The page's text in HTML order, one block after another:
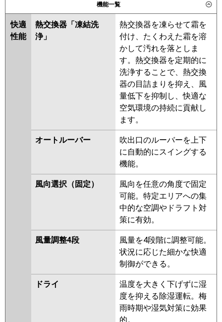
パナソニック PA-P224D7GTNC PA-
P224D7GTC
ZRMP224FF5
ZRMP224FF4
PMZT-ZRMP224FF3 PMZT-
ZRMP224F3 PMZT-ZRMP224FF2
PMZT-ZRMP224F2 PMZT-
ZRMP224FFZ
PMZT-ZRMP224FZ
PMZT-ZRP224FY PMZT-
ZRP224FFY PMZT-ZRP224FFV
PMZT-ZRP224FV PMZT-
ZRP224FFR PMZT-ZRP224FR
RCIS-GP224RGHG4 RCIS-
GP224RGHG1-G RCIS-
GP224RGHG2 RCIS-GP224RGHG1
RCIS-GP224RGHG
AP224GHG8-kobe RCIS-
AP224GHG8 RCIS-AP224GHG7-
RCIS-AP224GHG7
FDTSZ2245HT5SA
パナソニック PA-P224D7GTB PA-P224D7GTNB
PA-P224D7GT PA-P224D7GTN
PA-P224D6GTB
PA-
P224D6GTNB
機能一覧
快適
性能
熱交換器「凍結洗
浄」
熱交換器を凍らせて霜を
付け、たくわえた霜を溶
かして汚れを落としま
す。熱交換器を定期的に
洗浄することで、熱交換
器の目詰まりを抑え、風
量低下を抑制し、快適な
空気環境の持続に貢献し
ます。
オートルーバー
吹出口のルーバーを上下
に自動的にスイングする
機能。
風向選択（固定）
風向を任意の角度で固定
可能。特定エリアへの集
中的な空調やドラフト対
策に有効。
風量調整4段
風量を4段階に調整可能。
状況に応じた細かな快適
制御ができる。
ドライ
温度を大きく下げずに湿
度を抑える除湿運転。梅
雨時期や湿気対策に効果
的。